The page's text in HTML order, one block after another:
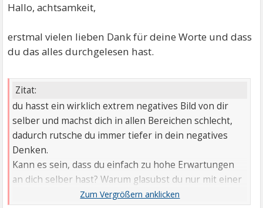
Hallo, achtsamkeit,
erstmal vielen lieben Dank für deine Worte und dass
du das alles durchgelesen hast.
Zitat:
du hasst ein wirklich extrem negatives Bild von dir
selber und machst dich in allen Bereichen schlecht,
dadurch rutsche du immer tiefer in dein negatives
Denken.
Kann es sein, dass du einfach zu hohe Erwartungen
an dich selber hast? Warum glasubst du nur mit einer
super Fähigkeit anderen gleichgestellt zu sein.